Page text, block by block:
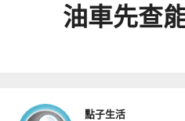
油車先查
點子生活